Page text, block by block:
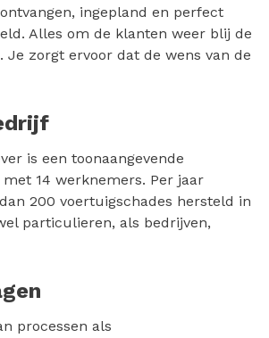
ingepland en perfect
Alles om de klanten weer blij de
Je zorgt ervoor dat de wens van de
Dit doe je door zelf de
te maken en te communiceren.
voor het maken van
van de benodigde
wikkel je schades af met de
en
is een toonaangevende
14 werknemers. Per jaar
200 voertuigschades hersteld in
particulieren, als bedrijven,
processen als